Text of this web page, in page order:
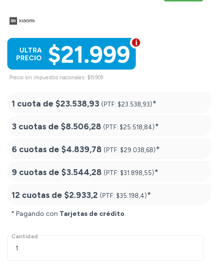
$21.999
ULTRA
PRECIO
Precio sin impuestos nacionales: $19.909
1 cuota de $23.538,93 (PTF: $23.538,93)*
3 cuotas de $8.506,28 (PTF: $25.518,84)*
6 cuotas de $4.839,78 (PTF: $29.038,68)*
9 cuotas de $3.544,28 (PTF: $31.898,55)*
12 cuotas de $2.933,2 (PTF: $35.198,4)*
* Pagando con Tarjetas de crédito.
Cantidad